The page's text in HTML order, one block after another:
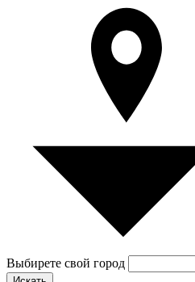
Выбирете свой город